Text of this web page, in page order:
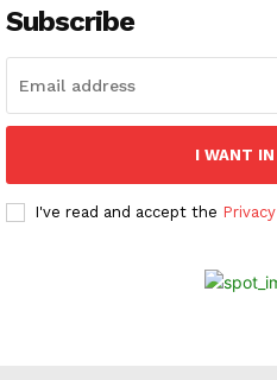
Subscribe
I WANT IN
I've read and accept the